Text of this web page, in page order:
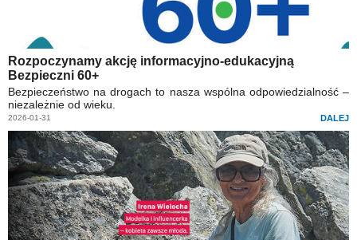
Rozpoczynamy akcję informacyjno-edukacyjną
Bezpieczni 60+
Bezpieczeństwo na drogach to nasza wspólna odpowiedzialność –
niezależnie od wieku.
2026-01-31 DALEJ